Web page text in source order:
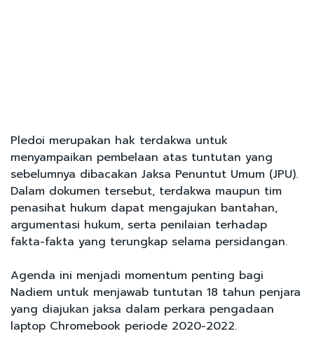
Pledoi merupakan hak terdakwa untuk
menyampaikan pembelaan atas tuntutan yang
sebelumnya dibacakan Jaksa Penuntut Umum (JPU).
Dalam dokumen tersebut, terdakwa maupun tim
penasihat hukum dapat mengajukan bantahan,
argumentasi hukum, serta penilaian terhadap
fakta-fakta yang terungkap selama persidangan.
Agenda ini menjadi momentum penting bagi
Nadiem untuk menjawab tuntutan 18 tahun penjara
yang diajukan jaksa dalam perkara pengadaan
laptop Chromebook periode 2020-2022.